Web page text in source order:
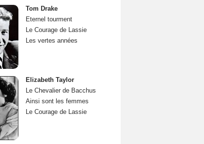
Tom Drake
Eternel tourment
Le Courage de Lassie
Les vertes années
Elizabeth Taylor
Le Chevalier de Bacchus
Ainsi sont les femmes
Le Courage de Lassie